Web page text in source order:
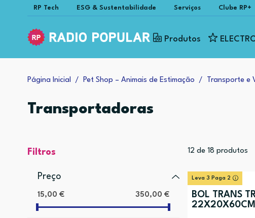
RP Tech ESG & Sustentabilidade Serviços Clube RP+
Produtos
Página Inicial Pet Shop – Animais de Estimação Transporte e
Transportadoras
Filtros
Preço
15,00 € 350,00 €
12 de 18 produtos
Leva 3 Paga 2
BOL TRANS